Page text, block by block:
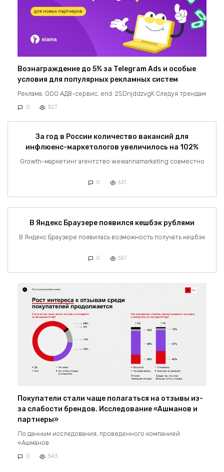
Вознаграждение до 5% за Telegram Ads и особые
условия для популярных рекламных систем
Реклама. ООО АДВ-сервис, erid: 2SDnjddzvgK Следуя трендам
0 527
За год в России количество вакансий для
инфлюенс-маркетологов увеличилось на 102%
Growth-маркетинг агентство wewannamarketing совместно
0 631
В Яндекс Браузере появился кешбэк рублями
В Яндекс Браузере появилась возможность получать кешбэк
0 557
Покупатели стали чаще полагаться на отзывы из-
за слабости брендов. Исследование «Ашманов и
партнеры»
По данным исследования, проведенного компанией
«Ашманов
0 543